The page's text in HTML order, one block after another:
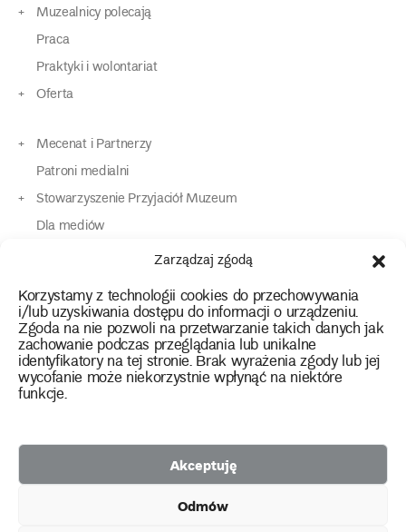
Zarządzaj zgodą
Korzystamy z technologii cookies do przechowywania
i/lub uzyskiwania dostępu do informacji o urządzeniu.
Zgoda na nie pozwoli na przetwarzanie takich danych jak
zachowanie podczas przeglądania lub unikalne
identyfikatory na tej stronie. Brak wyrażenia zgody lub jej
wycofanie może niekorzystnie wpłynąć na niektóre
funkcje.
Akceptuję
Odmów
Muzealnicy polecają
Praca
Praktyki i wolontariat
Oferta
Mecenat i Partnerzy
Patroni medialni
Stowarzyszenie Przyjaciół Muzeum
Dla mediów
Dla osób o specjalnych potrzebach
Kontakt
instagram
twitterfacebookyoutube
tiktok
2026 Copyright by Muzeum Narodowe we Wrocławiu
Polityka prywatności
Facebookfacebook